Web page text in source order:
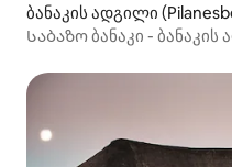
ბანაკის ადგილი
Საბაზო ბანაკი - ბანაკის